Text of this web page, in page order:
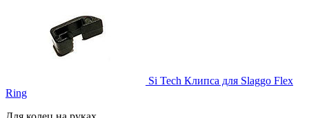
Si Tech Клипса для Slaggo Flex
Ring